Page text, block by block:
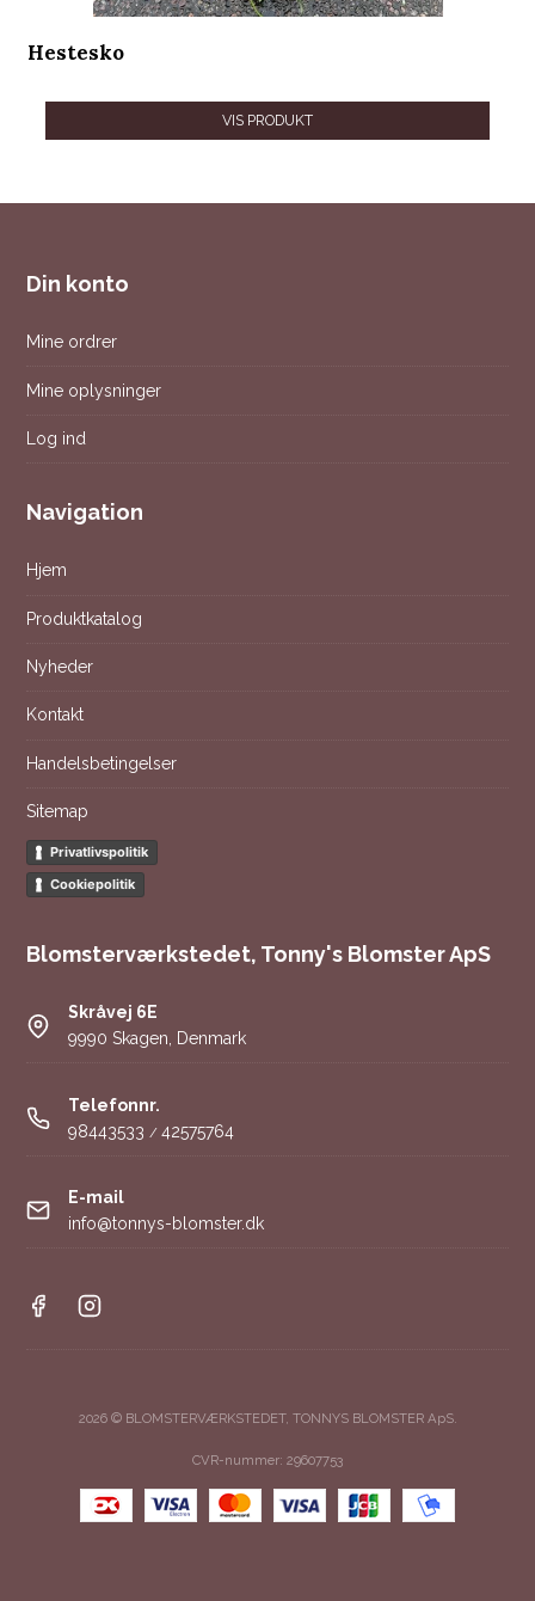
Hestesko
VIS PRODUKT
Din konto
Mine ordrer
Mine oplysninger
Log ind
Navigation
Hjem
Produktkatalog
Nyheder
Kontakt
Handelsbetingelser
Sitemap
Privatlivspolitik
Cookiepolitik
Blomsterværkstedet, Tonny's Blomster ApS
Skråvej 6E
9990 Skagen, Denmark
Telefonnr.
98443533 /42575764
E-mail
info@tonnys-blomster.dk
2026 © BLOMSTERVÆRKSTEDET, TONNYS BLOMSTER ApS.
CVR-nummer: 29607753